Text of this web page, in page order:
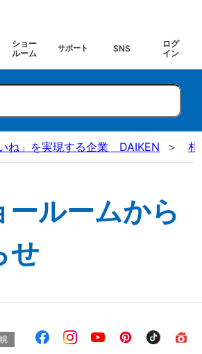
ショー
ルーム
サポート SNS
ログ
イン
ね」を実現する企業 DAIKEN 札
ールームから
せ